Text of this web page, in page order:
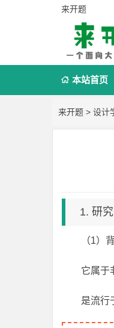
来开题
 本站首页
来开题 > 设计
1. 研
（1）
它属于
是流行